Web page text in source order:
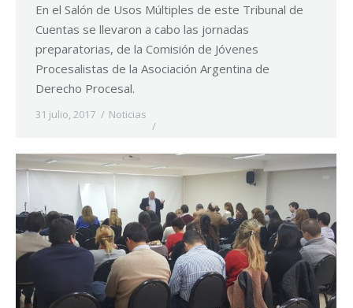
En el Salón de Usos Múltiples de este Tribunal de
Cuentas se llevaron a cabo las jornadas
preparatorias, de la Comisión de Jóvenes
Procesalistas de la Asociación Argentina de
Derecho Procesal.
31 julio, 2017 Noticias